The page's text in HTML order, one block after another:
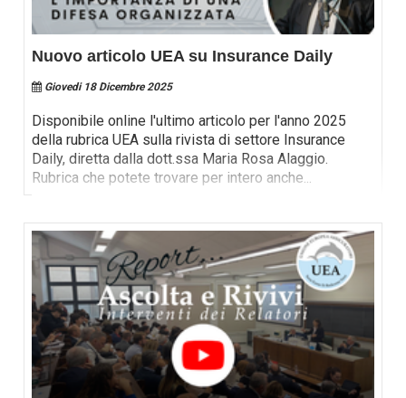
Nuovo articolo UEA su Insurance Daily
Giovedi 18 Dicembre 2025
Disponibile online l'ultimo articolo per l'anno 2025
della rubrica UEA sulla rivista di settore Insurance
Daily, diretta dalla dott.ssa Maria Rosa Alaggio.
Rubrica che potete trovare per intero anche...